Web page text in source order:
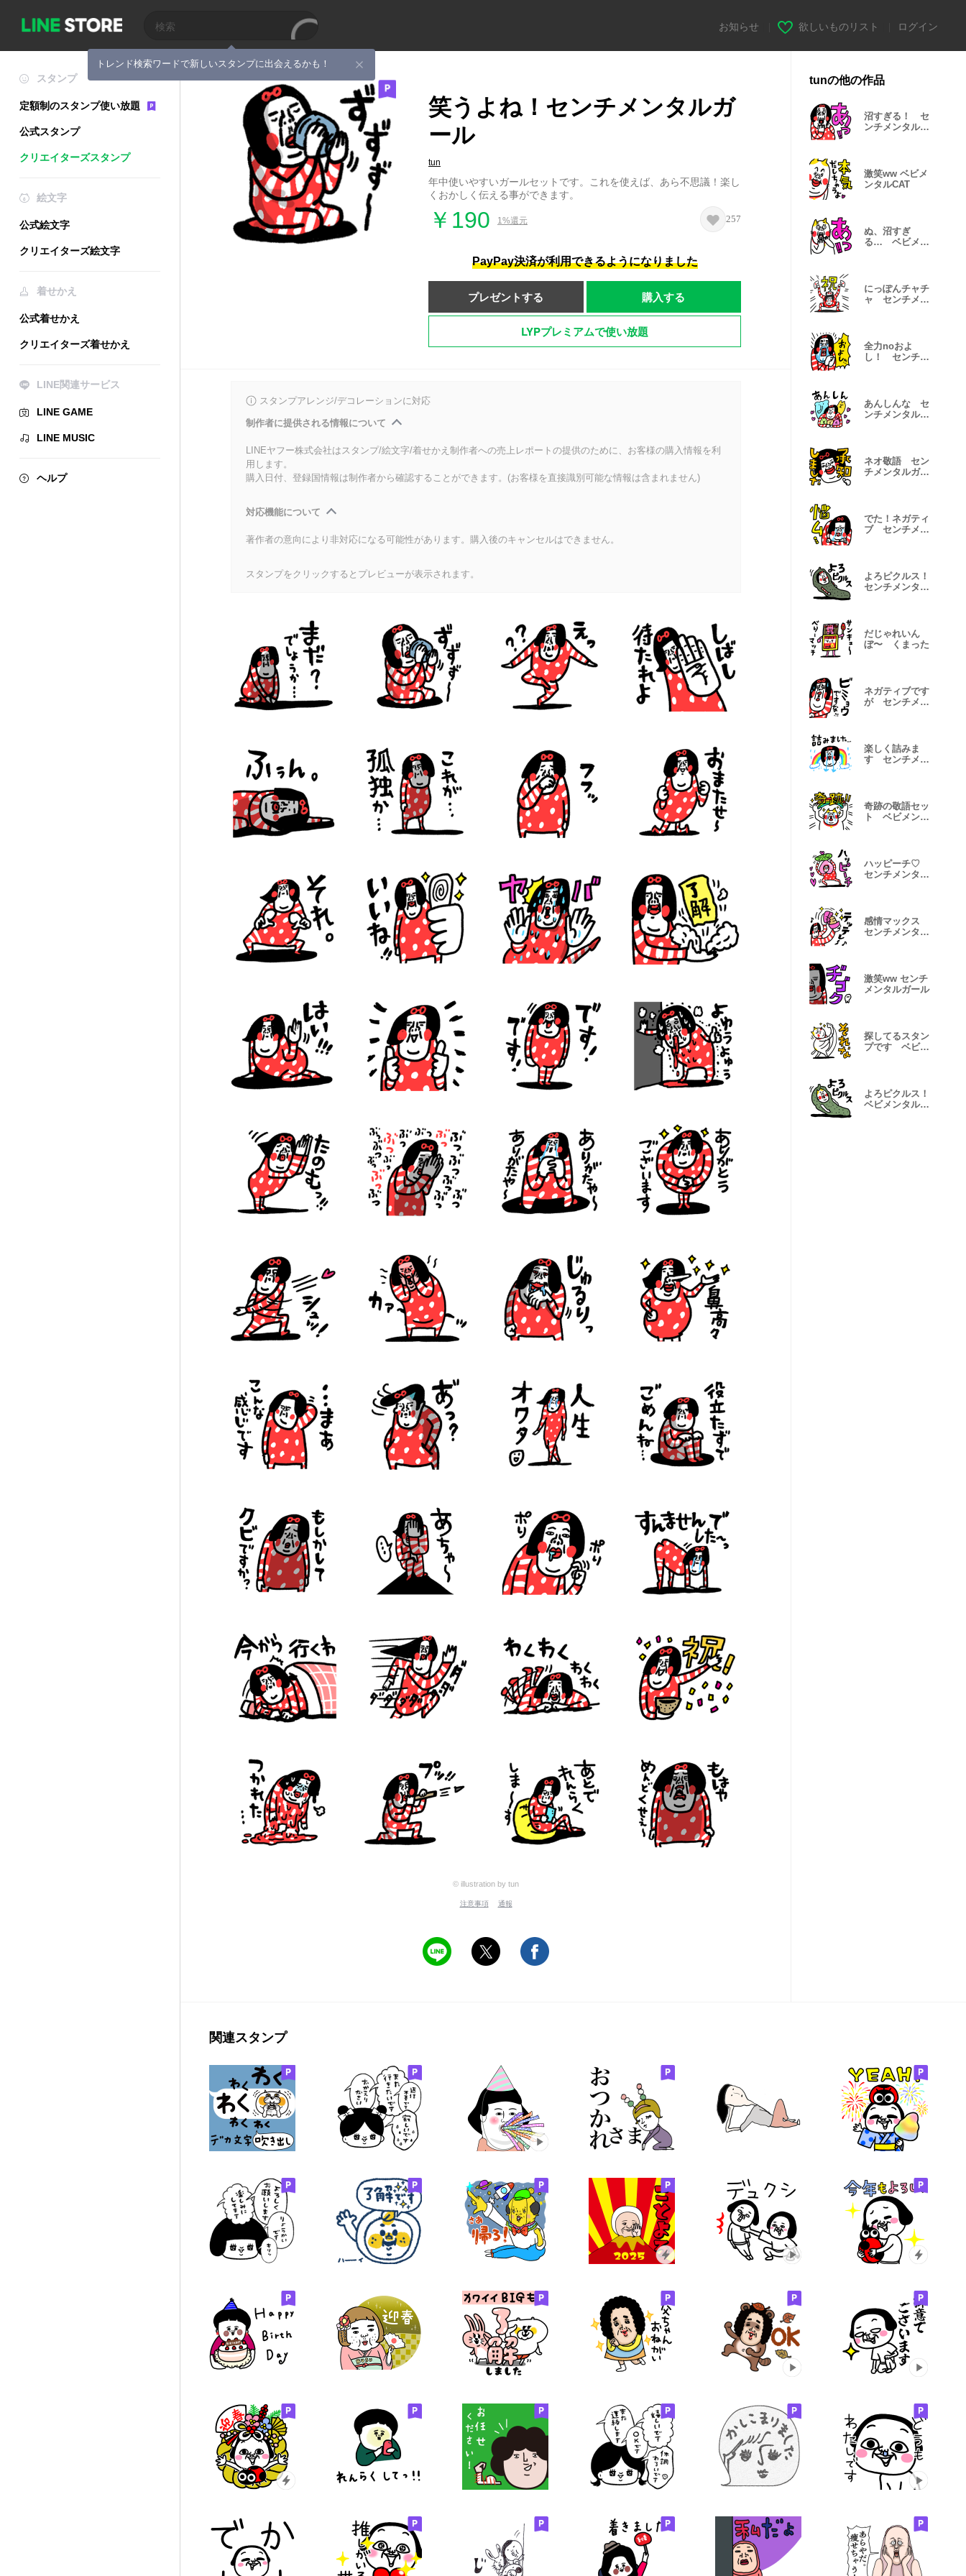
トレンド検索ワードで新しいスタンプに出会えるかも！
お知らせ 欲しいものリスト ログイン
スタンプ
定額制のスタンプ使い放題
公式スタンプ
クリエイターズスタンプ
絵文字
公式絵文字
クリエイターズ絵文字
着せかえ
公式着せかえ
クリエイターズ着せかえ
LINE関連サービス
LINE GAME
LINE MUSIC
ヘルプ
笑うよね！センチメンタルガ
ール
tun
年中使いやすいガールセットです。これを使えば、あら不思議！楽し
くおかしく伝える事ができます。
￥190 1%還元 257
PayPay決済が利用できるようになりました
プレゼントする 購入する
LYPプレミアムで使い放題
スタンプアレンジ/デコレーションに対応
制作者に提供される情報について
LINEヤフー株式会社はスタンプ/絵文字/着せかえ制作者への売上レポートの提供のために、お客様の購入情報を利
用します。
購入日付、登録国情報は制作者から確認することができます。(お客様を直接識別可能な情報は含まれません)
対応機能について
著作者の意向により非対応になる可能性があります。購入後のキャンセルはできません。
スタンプをクリックするとプレビューが表示されます。
© illustration by tun
注意事項 通報
tunの他の作品
沼すぎる！ セ
ンチメンタルガ
激笑ww ベビメ
ンタルCAT
ぬ、沼すぎ
る… ベビメン
にっぽんチャチ
ャ センチメン
全力noおよ
し！ センチメ
あんしんな セ
ンチメンタルガ
ネオ敬語 セン
チメンタルガー
でた！ネガティ
ブ センチメン
よろピクルス！
センチメンタル
だじゃれいん
ぼ〜 くまった
ネガティブです
が センチメン
楽しく詰みま
す センチメン
奇跡の敬語セッ
ト ベビメンタ
ハッピーチ♡
センチメンタル
感情マックス
センチメンタル
激笑ww センチ
メンタルガール
探してるスタン
プです ベビメ
よろピクルス！
ベビメンタル
関連スタンプ